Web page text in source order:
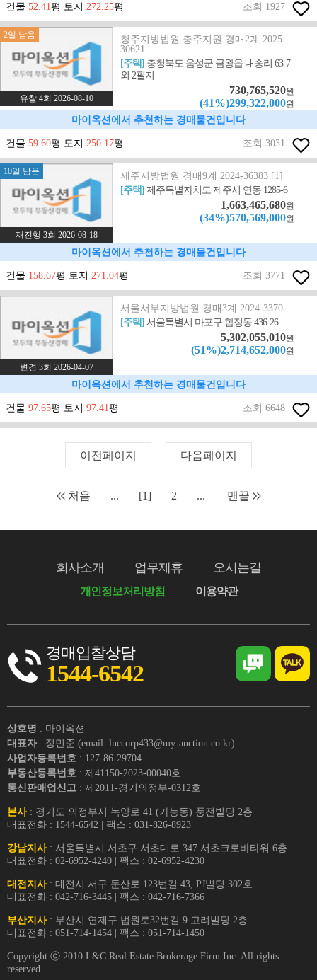
건물 52.41평 토지 272.25평 조회 1927
2일 남음
유찰 4회 2026-08-10
청주지방법원 충주지원 경매2계 2025-
30621
[주택] 충청북도 음성군 금왕읍 내송리 63-7
외 2필지
730,765,520원
(41%)299,322,000원
마이옥션에서 추천하는 경매물건입니다
건물 59.60평 토지 250.17평 조회 3031
10일 남음
재진행 3회 2026-08-18
제주지방법원 경매9계 2024-36383 [1]
[주택]제주특별자치도 제주시 연동 1285-6
1,663,465,680원
(34%)570,569,000원
마이옥션에서 추천하는 경매물건입니다
건물 158.67평 토지 271.04평 조회 3771
변경 3회 2026-04-07
서울서부지방법원 경매3계 2024-3370
[주택]서울특별시 마포구 합정동 436-26
5,302,055,010원
(51%)2,714,652,000원
마이옥션에서 추천하는 경매물건입니다
건물 97.65평 토지 97.41평 조회 6648
이전페이지 다음페이지
처음 ... [1] 2 ... 맨끝
회사소개 업무제휴 오시는길
개인정보처리방침 이용약관
경매입찰상담
1544-6542
상호명 : 마이옥션
대표자 : 정민준 (email. lnccorp433@my-auction.co.kr)
사업자등록번호 : 127-86-29704
부동산등록번호 : 제41150-2023-00040호
통신판매업신고 : 제2011-경기의정부-0312호
본사: 경기도 의정부시 녹양로 41 (가능동) 풍전빌딩 2층
대표전화 : 1544-6542 | 팩스 : 031-826-8923
강남지사: 서울특별시 서초구 서초대로 347 서초크로바타워 6층
대표전화 : 02-6952-4240 | 팩스 : 02-6952-4230
대전지사: 대전시 서구 둔산로 123번길 43, PJ빌딩 302호
대표전화 : 042-716-3445 | 팩스 : 042-716-7366
부산지사: 부산시 연제구 법원로32번길 9 고려빌딩 2층
대표전화 : 051-714-1454 | 팩스 : 051-714-1450
Copyright ⓒ 2010 L&C Real Estate Brokerage Firm Inc. All rights
reserved.